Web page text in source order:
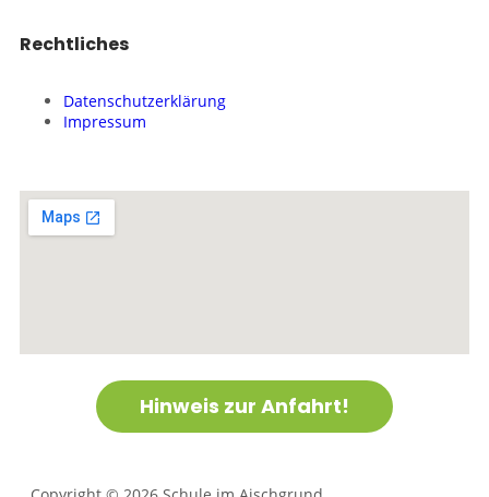
Rechtliches
Datenschutzerklärung
Impressum
Hinweis zur Anfahrt!